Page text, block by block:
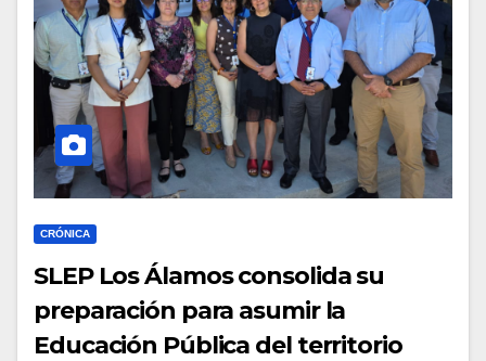
CRÓNICA
SLEP Los Álamos consolida su
preparación para asumir la
Educación Pública del territorio